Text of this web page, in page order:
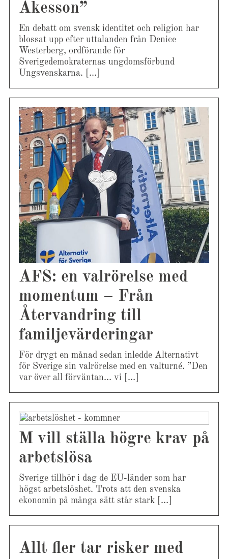
Åkesson”
En debatt om svensk identitet och religion har
blossat upp efter uttalanden från Denice
Westerberg, ordförande för
Sverigedemokraternas ungdomsförbund
Ungsvenskarna. […]
AFS: en valrörelse med
momentum – Från
Återvandring till
familjevärderingar
För drygt en månad sedan inledde Alternativt
för Sverige sin valrörelse med en valturné. ”Den
var över all förväntan… vi […]
M vill ställa högre krav på
arbetslösa
Sverige tillhör i dag de EU-länder som har
högst arbetslöshet. Trots att den svenska
ekonomin på många sätt står stark […]
Allt fler tar risker med